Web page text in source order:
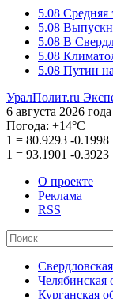
5.08 Средняя
5.08
5.08 В
5.08
5.08 Путин
УралПолит.ru
6 августа 2026 года
Погода: +14°С
1 = 80.9293 -0.1998
1 = 93.1901 -0.3923
О проекте
Реклама
RSS
Челябинская
Курганская